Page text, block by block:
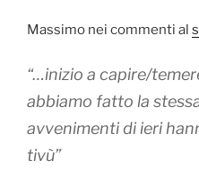
Massimo nei commenti al
“…inizio a capire/
abbiamo fatto la
avvenimenti di ieri
tivù”